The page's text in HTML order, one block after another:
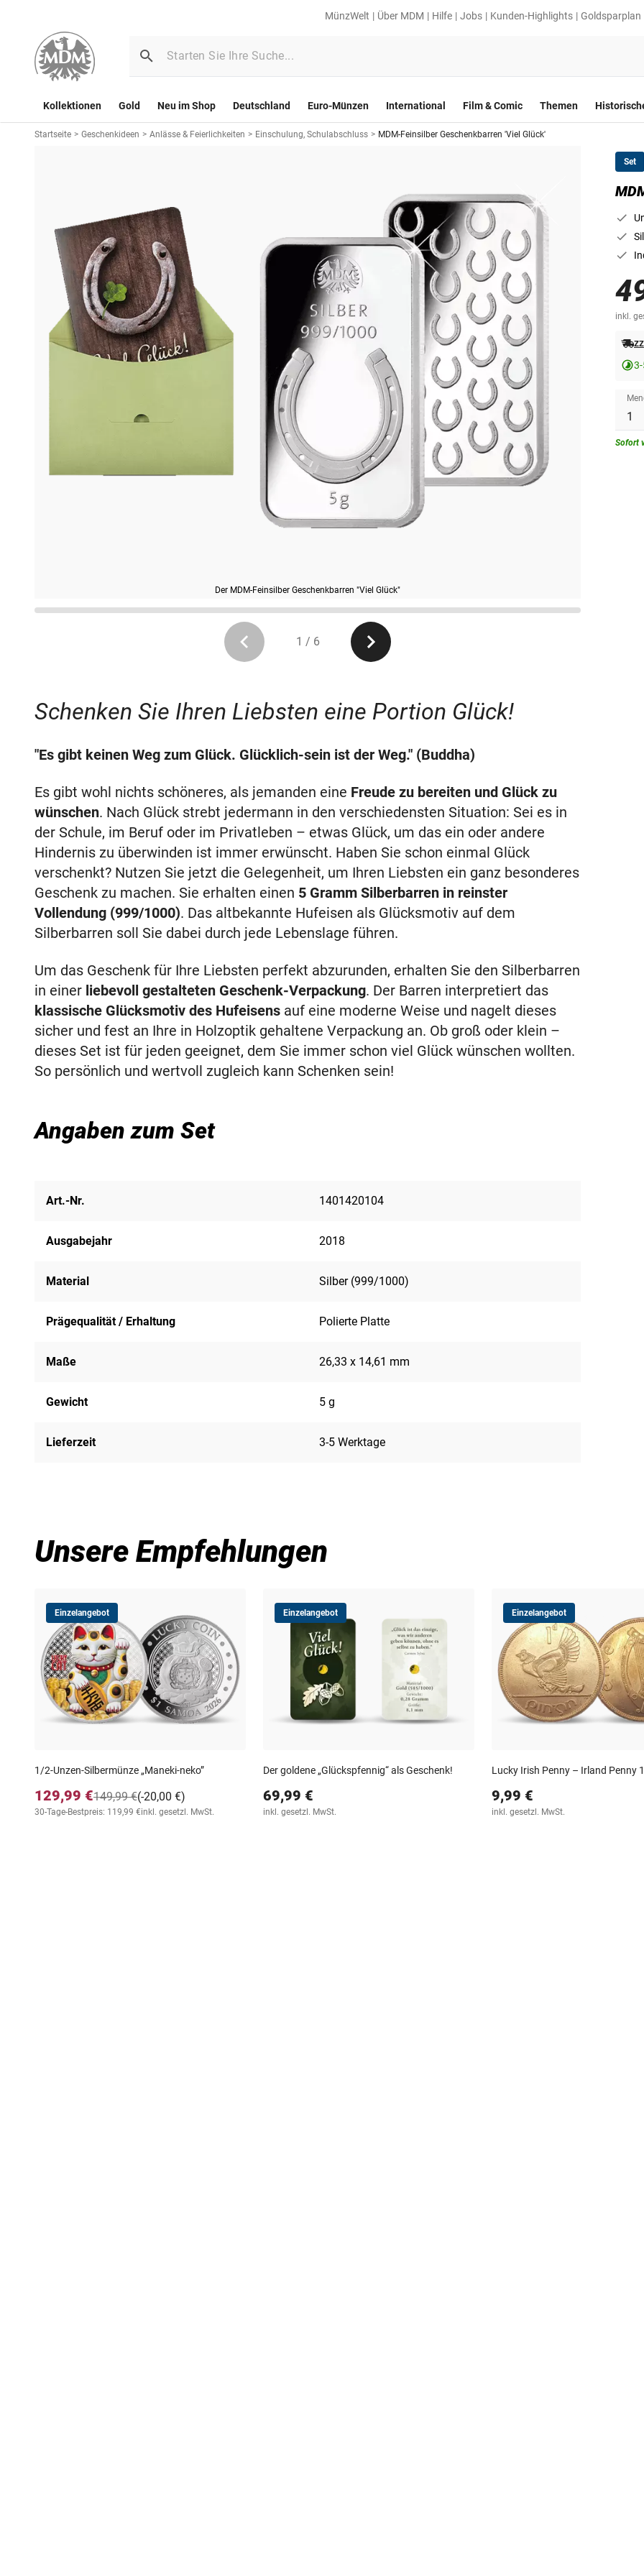
MünzWelt Über MDM Hilfe Jobs Kunden-Highlights Goldsparplan
Kollektionen Gold Neu im Shop Deutschland Euro-Münzen International Film & Comic Themen
Startseite > Geschenkideen > Anlässe & Feierlichkeiten > Einschulung, Schulabschluss > MDM-Feinsilber Geschenkbarren 'Viel Glück'
Der MDM-Feinsilber Geschenkbarren "Viel Glück"
1 / 6
Set
inkl.
Sofort
Schenken Sie Ihren Liebsten eine Portion Glück!
"Es gibt keinen Weg zum Glück. Glücklich-sein ist der Weg." (Buddha)
Es gibt wohl nichts schöneres, als jemanden eine Freude zu bereiten und Glück zu
wünschen. Nach Glück strebt jedermann in den verschiedensten Situation: Sei es in
der Schule, im Beruf oder im Privatleben – etwas Glück, um das ein oder andere
Hindernis zu überwinden ist immer erwünscht. Haben Sie schon einmal Glück
verschenkt? Nutzen Sie jetzt die Gelegenheit, um Ihren Liebsten ein ganz besonderes
Geschenk zu machen. Sie erhalten einen 5 Gramm Silberbarren in reinster
Vollendung (999/1000). Das altbekannte Hufeisen als Glücksmotiv auf dem
Silberbarren soll Sie dabei durch jede Lebenslage führen.
Um das Geschenk für Ihre Liebsten perfekt abzurunden, erhalten Sie den Silberbarren
in einer liebevoll gestalteten Geschenk-Verpackung. Der Barren interpretiert das
klassische Glücksmotiv des Hufeisens auf eine moderne Weise und nagelt dieses
sicher und fest an Ihre in Holzoptik gehaltene Verpackung an. Ob groß oder klein –
dieses Set ist für jeden geeignet, dem Sie immer schon viel Glück wünschen wollten.
So persönlich und wertvoll zugleich kann Schenken sein!
Angaben zum Set
Art.-Nr. 1401420104
Ausgabejahr 2018
Material Silber (999/1000)
Prägequalität / Erhaltung Polierte Platte
Maße 26,33 x 14,61 mm
Gewicht 5 g
Lieferzeit 3-5 Werktage
Unsere Empfehlungen
Einzelangebot
1/2-Unzen-Silbermünze „Maneki-neko”
129,99 € (-20,00 €)
149,99 €
30-Tage-Bestpreis: 119,99 €inkl. gesetzl. MwSt.
Einzelangebot
Der goldene „Glückspfennig“ als Geschenk!
69,99 €
inkl. gesetzl. MwSt.
Einzelangebot
Lucky Irish Penny – Irland Penny
9,99 €
inkl. gesetzl. MwSt.